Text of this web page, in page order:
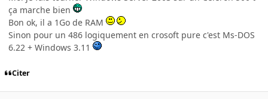
ça marche bien
Bon ok, il a 1Go de RAM
Sinon pour un 486 logiquement en crosoft pure c'est Ms-DOS
6.22 + Windows 3.11
Citer